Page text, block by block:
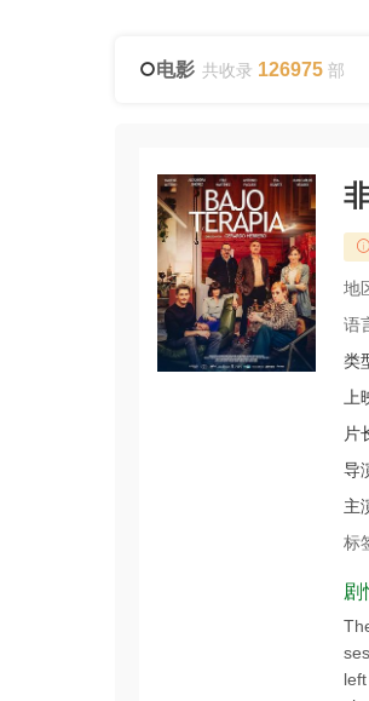
电影 共收录 126975 部
地
语
类
上
片
导
主
标
剧